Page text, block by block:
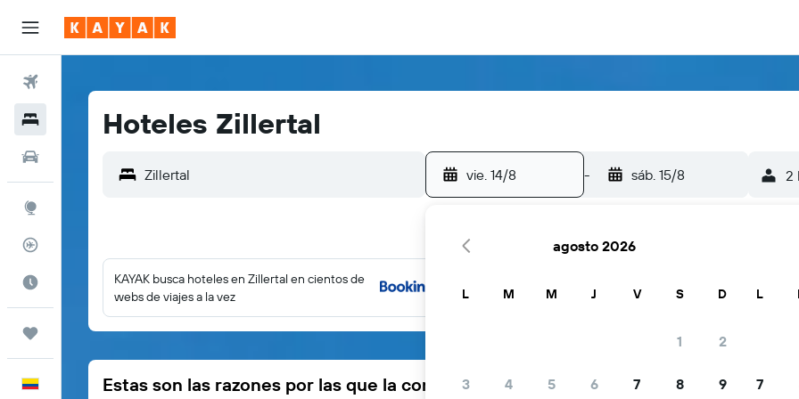
HotelesHoteles Zillertal
vie. 14/8 - sáb. 15/8 2
KAYAK busca hoteles en Zillertal en cientos de
webs de viajes a la vez
Estas son las razones por las que la comunidad viajera elige KAYAK
agosto 2026
L M M J V S D
1 2
3 4 5 6 7 8 9
L
7